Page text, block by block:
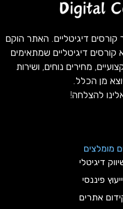
דיגיטליים. האתר הוקם
דיגיטליים שמתאימים
מחירים נוחים, ושירות
מן הכלל.
להצלחה!
מומלצים
דיגיטלי
פיננסי
אתרים